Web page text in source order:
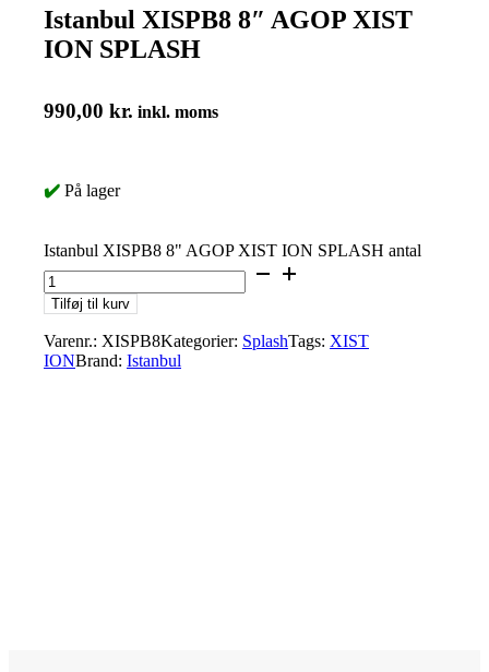
Istanbul XISPB8 8″ AGOP XIST
ION SPLASH
990,00 kr. inkl. moms
✔️ På lager
Istanbul XISPB8 8" AGOP XIST ION SPLASH antal
Tilføj til kurv
Varenr.: XISPB8Kategorier: SplashTags: XIST
IONBrand: Istanbul